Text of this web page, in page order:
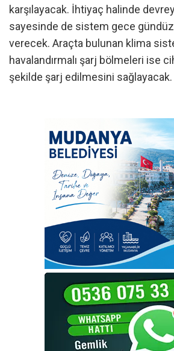
karşılayacak. İhtiyaç halinde
sayesinde de sistem gece
verecek. Araçta bulunan klima
havalandırmalı şarj bölmeleri ise
şekilde şarj edilmesini sağlayacak.